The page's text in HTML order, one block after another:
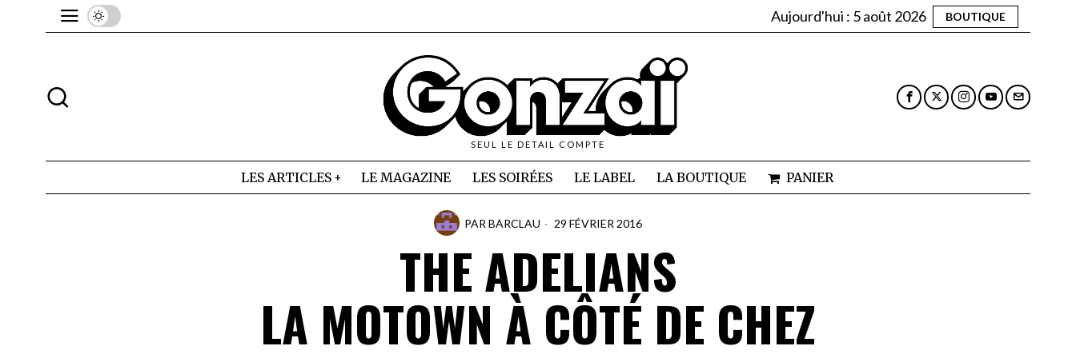
Aujourd'hui : 5 août 2026 BOUTIQUE
SEUL LE DETAIL COMPTE
LES ARTICLES LE MAGAZINE LES SOIRÉES LE LABEL LA BOUTIQUE PANIER
PAR BARCLAU 29 FÉVRIER 2016
THE ADELIANS
LA MOTOWN À CÔTÉ DE CHEZ